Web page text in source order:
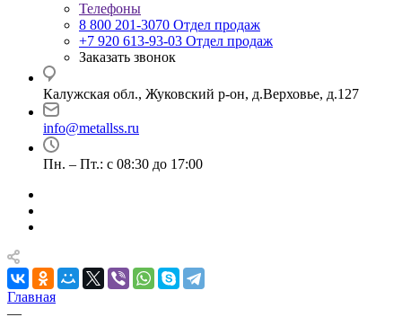
Телефоны
8 800 201-3070 Отдел продаж
+7 920 613-93-03 Отдел продаж
Заказать звонок
Калужская обл., Жуковский р-он, д.Верховье, д.127
info@metallss.ru
Пн. – Пт.: с 08:30 до 17:00
Главная
—